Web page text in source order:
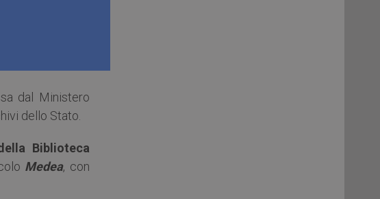
dal Ministero
dello Stato.
Biblioteca
Medea, con